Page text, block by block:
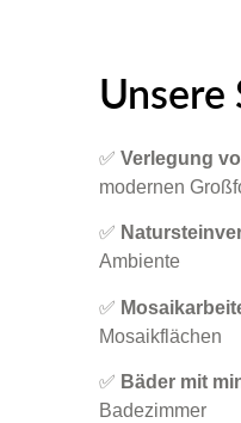
Unsere
✅ Verlegung
modernen
✅
Ambiente
✅
Mosaikflächen
✅ Bäder mit
Badezimmer